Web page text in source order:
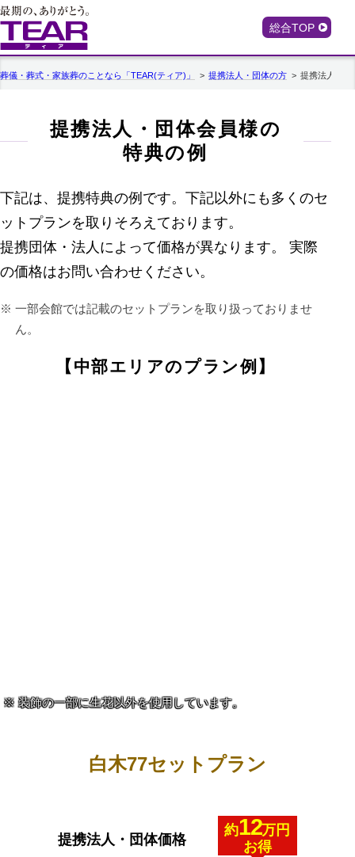
総合TOP
葬儀・葬式・家族葬のことなら「TEAR(ティア)」 提携法人・団体の方 提携法人・
提携法人・団体会員様の
特典の例
下記は、提携特典の例です。下記以外にも多くのセ
ットプランを取りそろえております。
提携団体・法人によって価格が異なります。 実際
の価格はお問い合わせください。
一部会館では記載のセットプランを取り扱っておりませ
ん。
【中部エリアのプラン例】
白木77セットプラン
提携法人・団体価格
約12万円
お得
装飾の一部に生花以外を使用しています。